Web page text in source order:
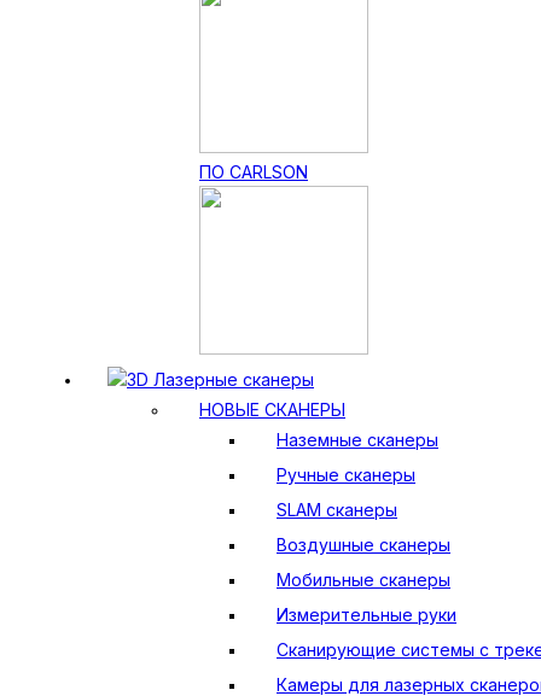
ПО CARLSON
3D Лазерные сканеры
НОВЫЕ СКАНЕРЫ
Наземные сканеры
Ручные сканеры
SLAM сканеры
Воздушные сканеры
Мобильные сканеры
Измерительные руки
Сканирующие системы с
Камеры для лазерных